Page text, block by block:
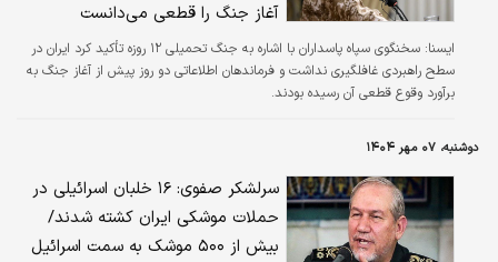
آغاز جنگ را قطعی می‌دانست
ایسنا:
سخنگوی سپاه پاسداران با اشاره به جنگ تحمیلی ۱۲ روزه تأکید کرد ایران در
سطح راهبردی غافلگیری نداشت و فرماندهان اطلاعاتی دو روز پیش از آغاز جنگ به
برآورد وقوع قطعی آن رسیده بودند.
دوشنبه، ۰۷ مهر ۱۴۰۴
سرلشکر صفوی: ۱۶ خلبان اسرائیلی در
حملات موشکی ایران کشته شدند/
بیش از ۵۰۰ موشک به سمت اسرائیل